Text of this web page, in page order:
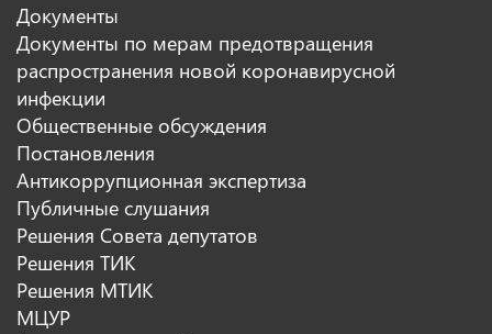
Документы
Документы по мерам предотвращения
распространения новой коронавирусной
инфекции
Общественные обсуждения
Постановления
Антикоррупционная экспертиза
Публичные слушания
Решения Совета депутатов
Решения ТИК
Решения МТИК
МЦУР